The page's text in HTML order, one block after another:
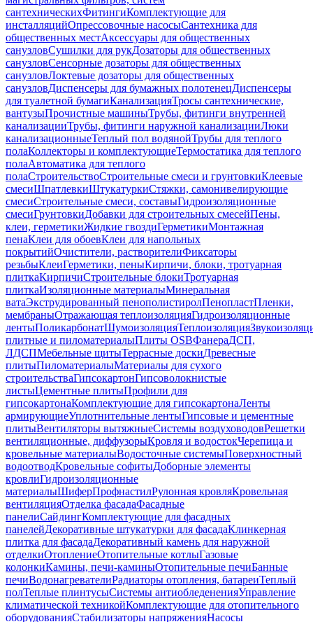
сантехническихФитингиКомплектующие для
инсталляцийОпрессовочные насосыСантехника для
общественных местАксессуары для общественных
санузловСушилки для рукДозаторы для общественных
санузловСенсорные дозаторы для общественных
санузловЛоктевые дозаторы для общественных
санузловДиспенсеры для бумажных полотенецДиспенсеры
для туалетной бумагиКанализацияТросы сантехнические,
вантузыПрочистные машиныТрубы, фитинги внутренней
канализацииТрубы, фитинги наружной канализацииЛюки
канализационныеТеплый пол водянойТрубы для теплого
полаКоллекторы и комплектующиеТермостатика для теплого
полаАвтоматика для теплого
полаСтроительствоСтроительные смеси и грунтовкиКлеевые
смесиШпатлевкиШтукатуркиСтяжки, самонивелирующие
смесиСтроительные смеси, составыГидроизоляционные
смесиГрунтовкиДобавки для строительных смесейПены,
клеи, герметикиЖидкие гвоздиГерметикиМонтажная
пенаКлеи для обоевКлеи для напольных
покрытийОчистители, растворителиФиксаторы
резьбыКлеиГерметики, пеныКирпичи, блоки, тротуарная
плиткаКирпичиСтроительные блокиТротуарная
плиткаИзоляционные материалыМинеральная
ватаЭкструдированный пенополистиролПенопластПленки,
мембраныОтражающая теплоизоляцияГидроизоляционные
лентыПоликарбонатШумоизоляцияТеплоизоляция
плитные и пиломатериалыПлиты OSBФанераДСП,
ЛДСПМебельные щитыТеррасные доскиДревесные
плитыПиломатериалыМатериалы для сухого
строительстваГипсокартонГипсоволокнистые
листыЦементные плитыПрофили для
гипсокартонаКомплектующие для гипсокартонаЛенты
армирующиеУплотнительные лентыГипсовые и цементные
плитыВентиляторы вытяжныеСистемы воздуховодовРешетки
вентиляционные, диффузорыКровля и водостокЧерепица и
кровельные материалыВодосточные системыПоверхностный
водоотводКровельные софитыДоборные элементы
кровлиГидроизоляционные
материалыШиферПрофнастилРулонная кровляКровельная
вентиляцияОтделка фасадаФасадные
панелиСайдингКомплектующие для фасадных
панелейДекоративные штукатурки для фасадаКлинкерная
плитка для фасадаДекоративный камень для наружной
отделкиОтоплениеОтопительные котлыГазовые
колонкиКамины, печи-каминыОтопительные печиБанные
печиВодонагревателиРадиаторы отопления, батареиТеплый
полТеплые плинтусыСистемы антиобледененияУправление
климатической техникойКомплектующие для отопительного
оборудованияСтабилизаторы напряженияНасосы